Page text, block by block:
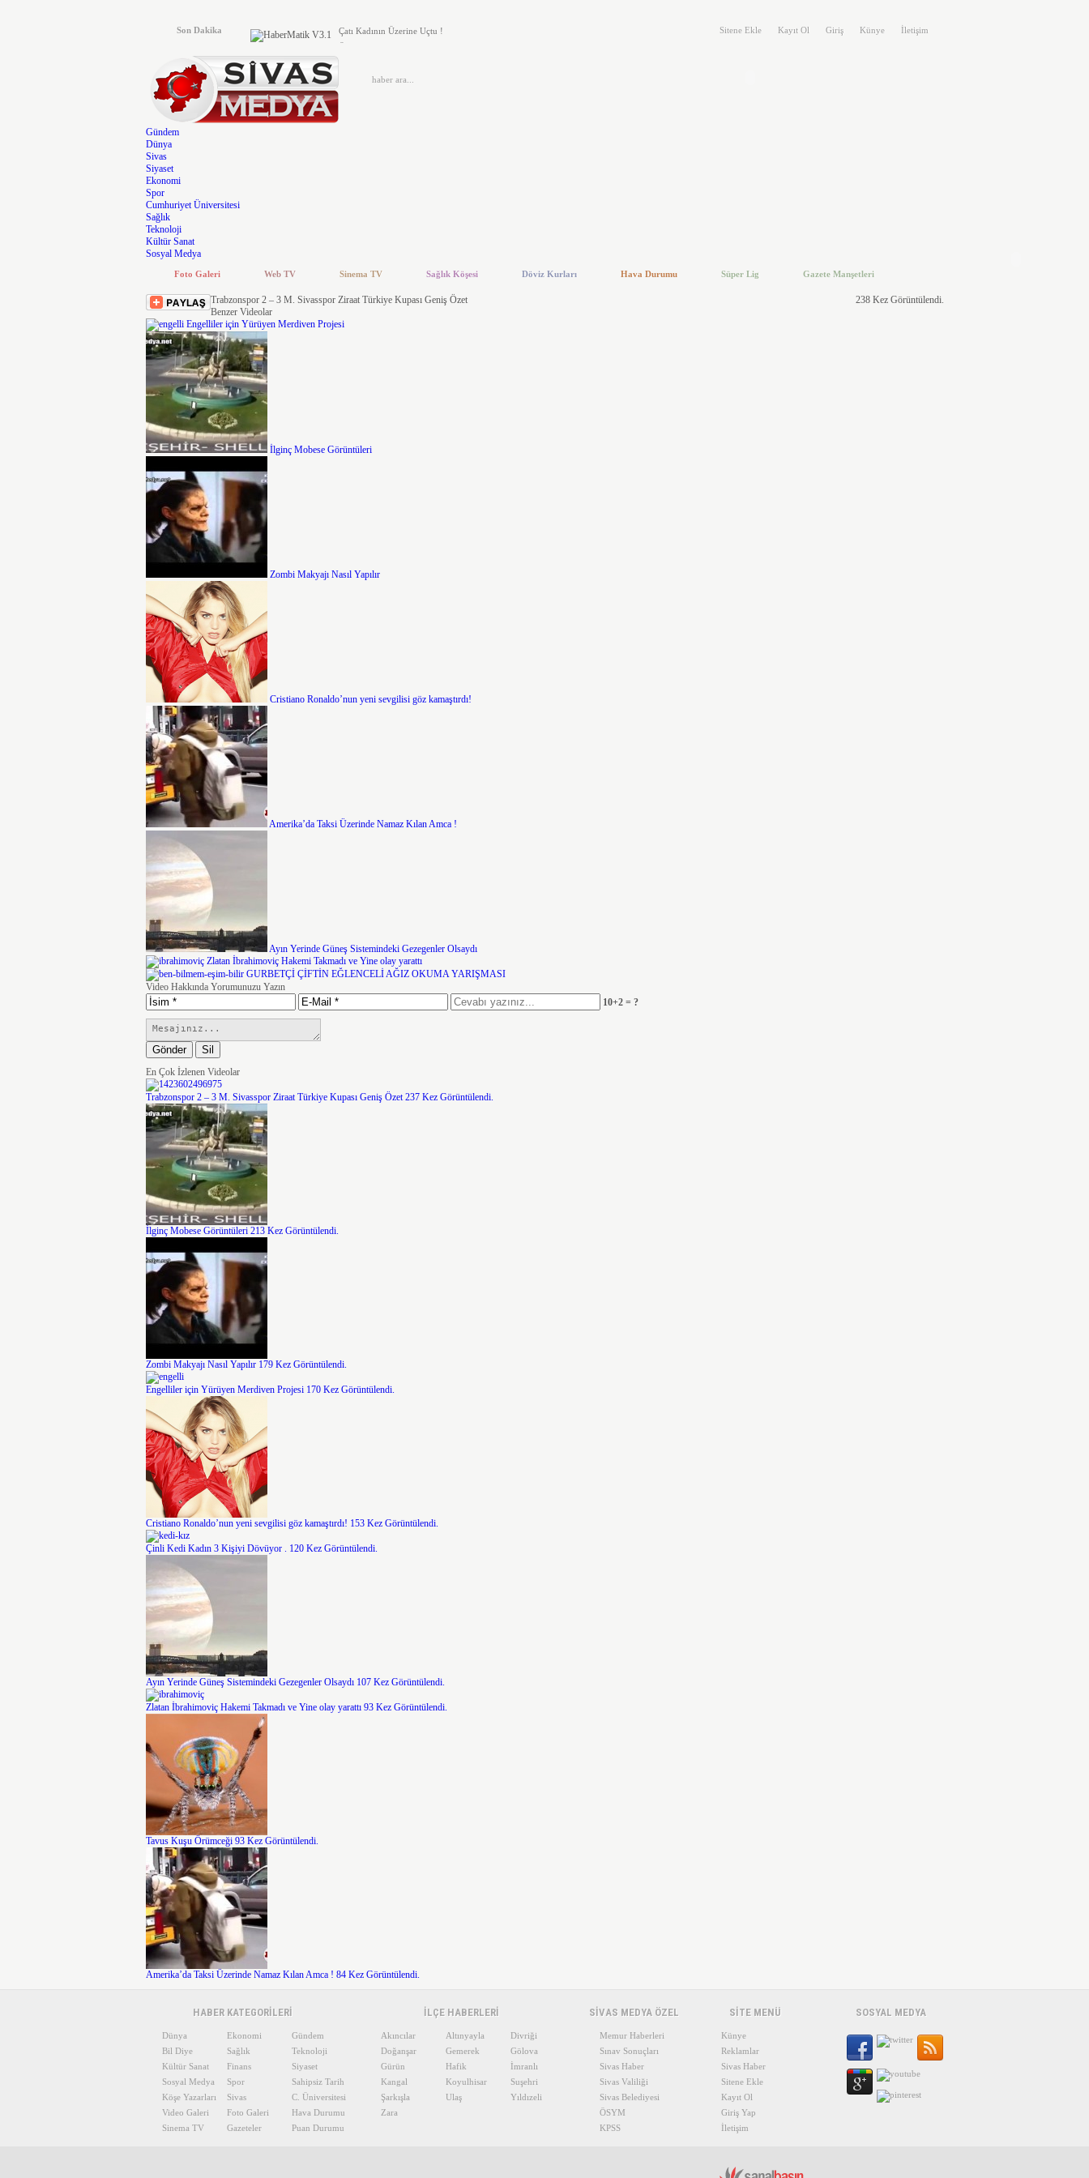
Son Dakika
Çatı Kadının Üzerine Uçtu !
Sivas’ta Dev Güneş Enerji Panelleri Kuruluyor
Kendini Polis Olarak Tanıtan Dolandırıcı Yakalandı
Sitene Ekle Kayıt Ol Giriş Künye İletişim
Gündem
Dünya
Sivas
Siyaset
Ekonomi
Spor
Cumhuriyet Üniversitesi
Sağlık
Teknoloji
Kültür Sanat
Sosyal Medya
Foto Galeri Web TV Sinema TV Sağlık Köşesi Döviz Kurları Hava Durumu Süper Lig Gazete Manşetleri
238 Kez Görüntülendi.
Trabzonspor 2 – 3 M. Sivasspor Ziraat Türkiye Kupası Geniş Özet
Benzer Videolar
Engelliler için Yürüyen Merdiven Projesi
İlginç Mobese Görüntüleri
Zombi Makyajı Nasıl Yapılır
Cristiano Ronaldo’nun yeni sevgilisi göz kamaştırdı!
Amerika’da Taksi Üzerinde Namaz Kılan Amca !
Ayın Yerinde Güneş Sistemindeki Gezegenler Olsaydı
Zlatan İbrahimoviç Hakemi Takmadı ve Yine olay yarattı
GURBETÇİ ÇİFTİN EĞLENCELİ AĞIZ OKUMA YARIŞMASI
Video Hakkında Yorumunuzu Yazın
10+2 = ?
En Çok İzlenen Videolar
Trabzonspor 2 – 3 M. Sivasspor Ziraat Türkiye Kupası Geniş Özet 237 Kez Görüntülendi.
İlginç Mobese Görüntüleri 213 Kez Görüntülendi.
Zombi Makyajı Nasıl Yapılır 179 Kez Görüntülendi.
Engelliler için Yürüyen Merdiven Projesi 170 Kez Görüntülendi.
Cristiano Ronaldo’nun yeni sevgilisi göz kamaştırdı! 153 Kez Görüntülendi.
Çinli Kedi Kadın 3 Kişiyi Dövüyor . 120 Kez Görüntülendi.
Ayın Yerinde Güneş Sistemindeki Gezegenler Olsaydı 107 Kez Görüntülendi.
Zlatan İbrahimoviç Hakemi Takmadı ve Yine olay yarattı 93 Kez Görüntülendi.
Tavus Kuşu Örümceği 93 Kez Görüntülendi.
Amerika’da Taksi Üzerinde Namaz Kılan Amca ! 84 Kez Görüntülendi.
HABER KATEGORİLERİ
Dünya Ekonomi
Gündem
Bil Diye
Sağlık
Teknoloji
Kültür Sanat
Finans
Siyaset
Sosyal Medya
Spor
Sahipsiz Tarih
Köşe Yazarları
Sivas
C. Üniversitesi
Video Galeri
Foto Galeri
Hava Durumu
Sinema TV
Gazeteler Puan Durumu
İLÇE HABERLERİ
Akıncılar Altınyayla
Divriği
Doğanşar
Gemerek
Gölova
Gürün
Hafik
İmranlı
Kangal
Koyulhisar
Suşehri
Şarkışla
Ulaş
Yıldızeli
Zara
SİVAS MEDYA ÖZEL
Memur Haberleri
Sınav Sonuçları
Sivas Haber
Sivas Valiliği
Sivas Belediyesi
ÖSYM
KPSS
SİTE MENÜ
Künye
Reklamlar
Sivas Haber
Sitene Ekle
Kayıt Ol
Giriş Yap
İletişim
SOSYAL MEDYA